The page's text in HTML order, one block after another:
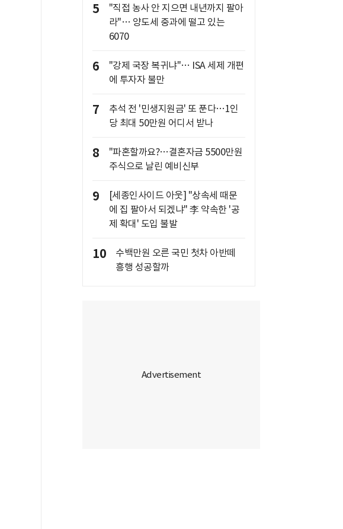
5
"직접 농사 안 지으면 내년까지 팔아
라"… 양도세 중과에 떨고 있는
6070
6
"강제 국장 복귀냐"… ISA 세제 개편
에 투자자 불만
7
추석 전 '민생지원금' 또 푼다…1인
당 최대 50만원 어디서 받나
8
"파혼할까요?…결혼자금 5500만원
주식으로 날린 예비신부
9
[세종인사이드 아웃] "상속세 때문
에 집 팔아서 되겠냐" 李 약속한 '공
제 확대' 도입 불발
10
수백만원 오른 국민 첫차 아반떼
흥행 성공할까